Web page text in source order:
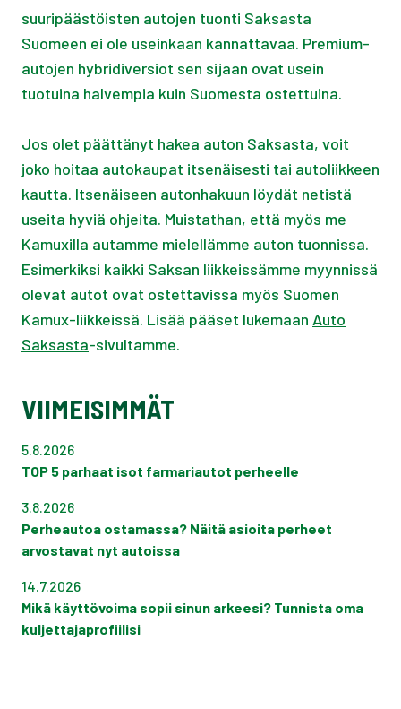
suuripäästöisten autojen tuonti Saksasta
Suomeen ei ole useinkaan kannattavaa. Premium-
autojen hybridiversiot sen sijaan ovat usein
tuotuina halvempia kuin Suomesta ostettuina.
Jos olet päättänyt hakea auton Saksasta, voit
joko hoitaa autokaupat itsenäisesti tai autoliikkeen
kautta. Itsenäiseen autonhakuun löydät netistä
useita hyviä ohjeita. Muistathan, että myös me
Kamuxilla autamme mielellämme auton tuonnissa.
Esimerkiksi kaikki Saksan liikkeissämme myynnissä
olevat autot ovat ostettavissa myös Suomen
Kamux-liikkeissä. Lisää pääset lukemaan Auto
Saksasta-sivultamme.
VIIMEISIMMÄT
5.8.2026
TOP 5 parhaat isot farmariautot perheelle
3.8.2026
Perheautoa ostamassa? Näitä asioita perheet
arvostavat nyt autoissa
14.7.2026
Mikä käyttövoima sopii sinun arkeesi? Tunnista oma
kuljettajaprofiilisi